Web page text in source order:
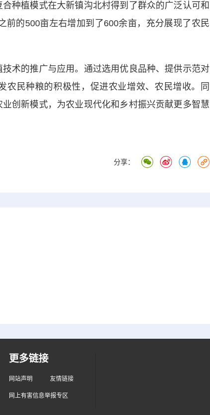
植模式在大新镇沟北村得到了群众的广泛认可和
前的500亩左右增加到了600余亩，充分展现了农民
的推广与应用。通过选用优良品种、提供示范对
农民种粮的积极性，促进农业增效、农民增收。同
创新模式，为农业现代化和乡村振兴贡献更多智慧
分享：
更多链接
网站声明 友情链接
网上有害信息举报专区